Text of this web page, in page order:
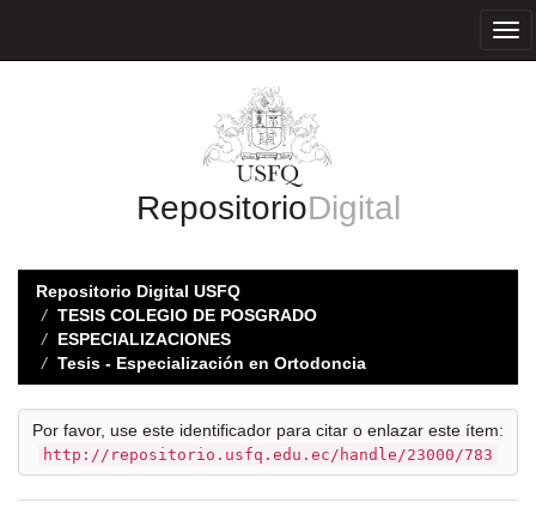
RepositorioDigital
Repositorio Digital USFQ
TESIS COLEGIO DE POSGRADO
ESPECIALIZACIONES
Tesis - Especialización en Ortodoncia
Por favor, use este identificador para citar o enlazar este ítem:
http://repositorio.usfq.edu.ec/handle/23000/783